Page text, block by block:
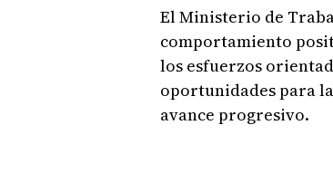
El Ministerio de
comportamiento
los esfuerzos
oportunidades para
avance progresivo.